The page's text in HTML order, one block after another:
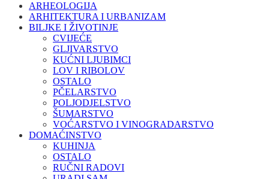
ARHEOLOGIJA
ARHITEKTURA I URBANIZAM
BILJKE I ŽIVOTINJE
CVIJEĆE
GLJIVARSTVO
KUĆNI LJUBIMCI
LOV I RIBOLOV
OSTALO
PČELARSTVO
POLJODJELSTVO
ŠUMARSTVO
VOĆARSTVO I VINOGRADARSTVO
DOMAĆINSTVO
KUHINJA
OSTALO
RUČNI RADOVI